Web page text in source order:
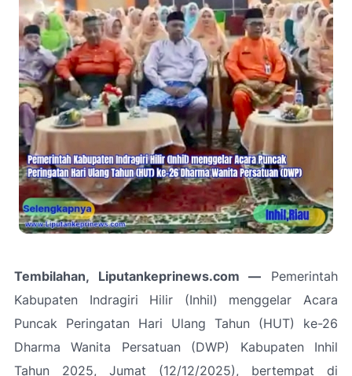
Tembilahan, Liputankeprinews.com — Pemerintah
Kabupaten Indragiri Hilir (Inhil) menggelar Acara
Puncak Peringatan Hari Ulang Tahun (HUT) ke-26
Dharma Wanita Persatuan (DWP) Kabupaten Inhil
Tahun 2025, Jumat (12/12/2025), bertempat di